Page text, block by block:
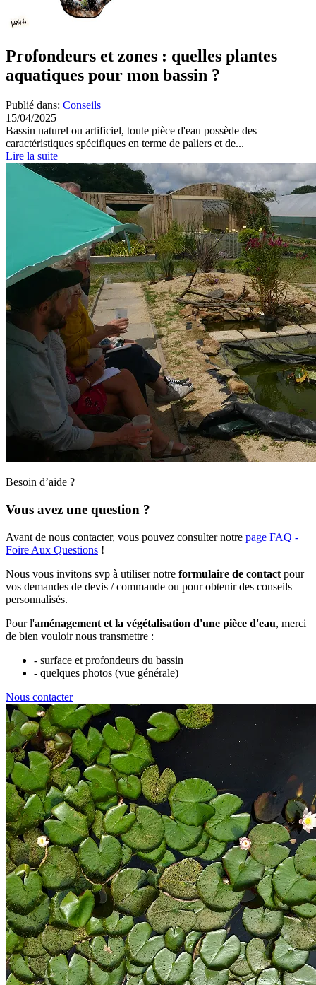
Profondeurs et zones : quelles plantes
aquatiques pour mon bassin ?
Publié dans: Conseils
15/04/2025
Bassin naturel ou artificiel, toute pièce d'eau possède des
caractéristiques spécifiques en terme de paliers et de...
Lire la suite
Besoin d’aide ?
Vous avez une question ?
Avant de nous contacter, vous pouvez consulter notre page FAQ -
Foire Aux Questions !
Nous vous invitons svp à utiliser notre formulaire de contact pour
vos demandes de devis / commande ou pour obtenir des conseils
personnalisés.
Pour l'aménagement et la végétalisation d'une pièce d'eau, merci
de bien vouloir nous transmettre :
- surface et profondeurs du bassin
- quelques photos (vue générale)
Nous contacter